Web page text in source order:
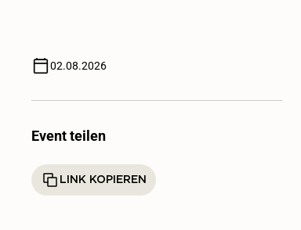
02.08.2026
Event teilen
LINK KOPIEREN